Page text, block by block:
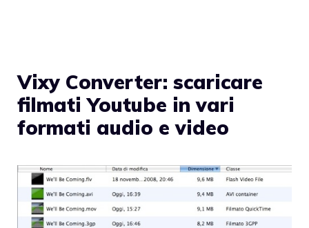
Vixy Converter: scaricare
filmati Youtube in vari
formati audio e video